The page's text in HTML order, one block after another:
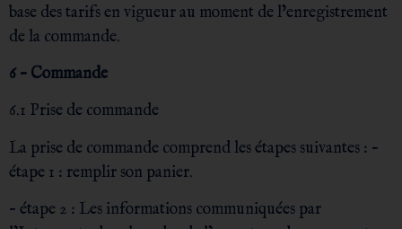
base des tarifs en vigueur au moment de l’enregistrement
de la commande.
6 – Commande
6.1 Prise de commande
La prise de commande comprend les étapes suivantes : –
étape 1 : remplir son panier.
– étape 2 : Les informations communiquées par